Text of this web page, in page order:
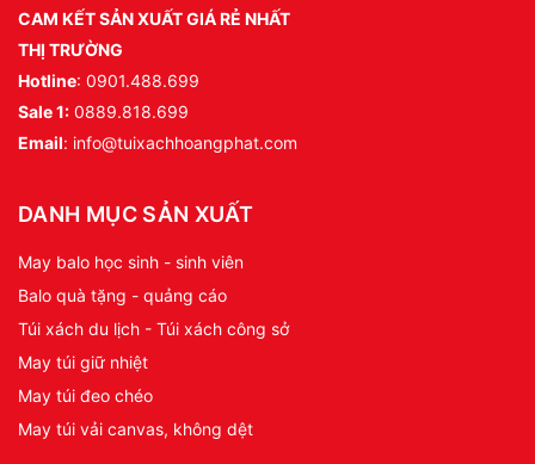
CAM KẾT SẢN XUẤT GIÁ RẺ NHẤT
THỊ TRƯỜNG
Hotline: 0901.488.699
Sale 1: 0889.818.699
Email: info@tuixachhoangphat.com
DANH MỤC SẢN XUẤT
May balo học sinh - sinh viên
Balo quà tặng - quảng cáo
Túi xách du lịch - Túi xách công sở
May túi giữ nhiệt
May túi đeo chéo
May túi vải canvas, không dệt